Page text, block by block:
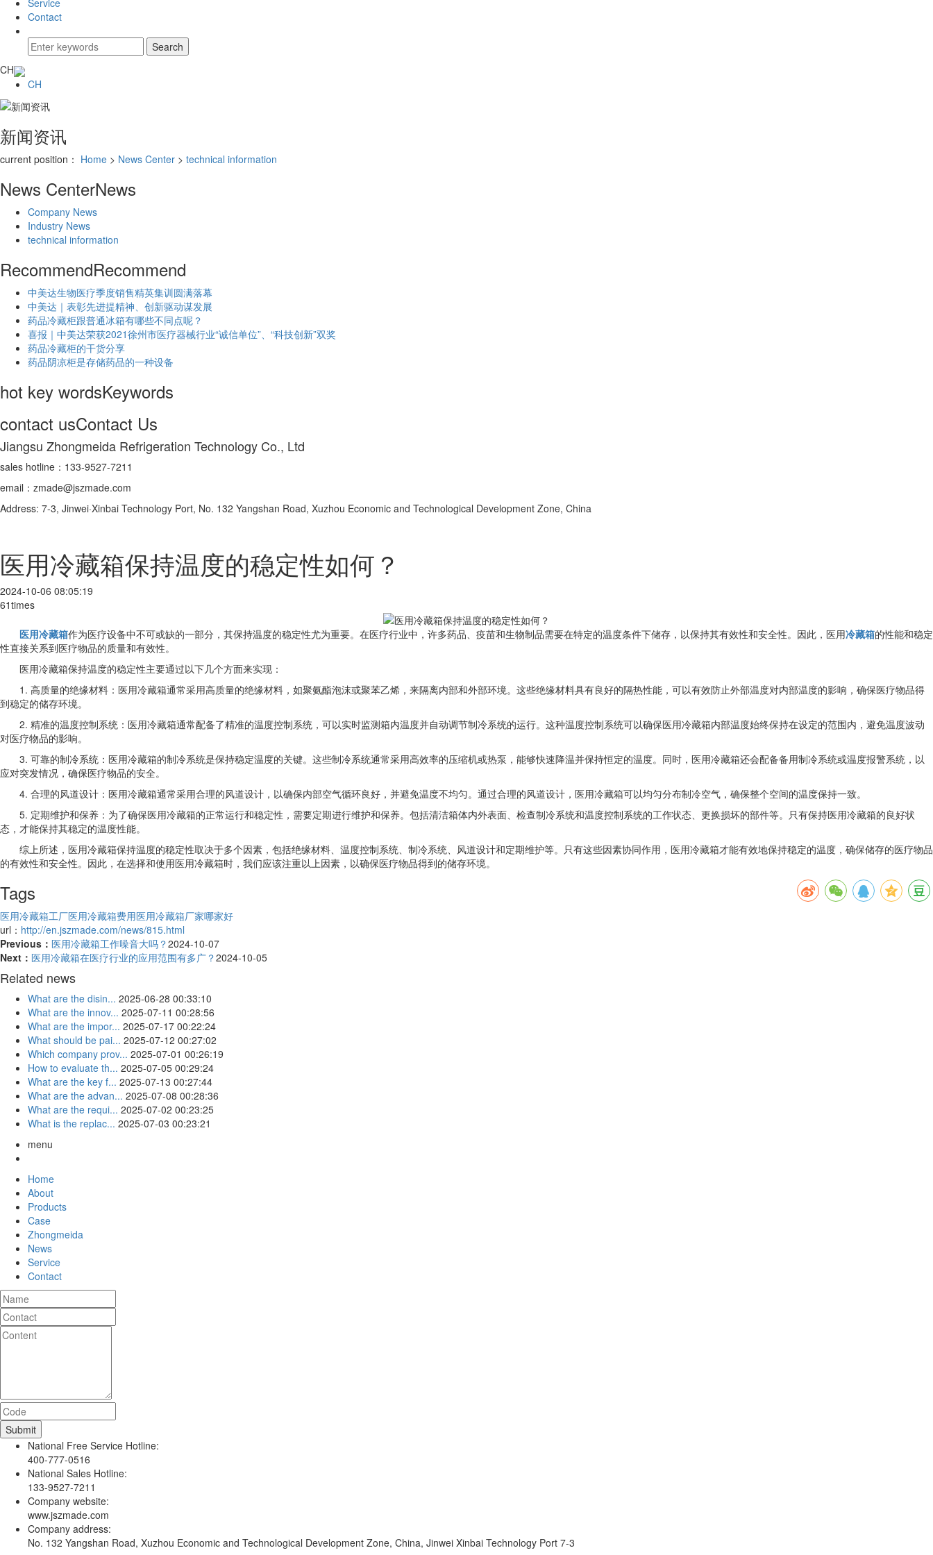
Service
Contact
CH
CH
新闻资讯
current position： Home > News Center > technical information
News CenterNews
Company News
Industry News
technical information
RecommendRecommend
中美达生物医疗季度销售精英集训圆满落幕
中美达｜表彰先进提精神、创新驱动谋发展
药品冷藏柜跟普通冰箱有哪些不同点呢？
喜报｜中美达荣获2021徐州市医疗器械行业“诚信单位”、“科技创新”双奖
药品冷藏柜的干货分享
药品阴凉柜是存储药品的一种设备
hot key wordsKeywords
contact usContact Us
Jiangsu Zhongmeida Refrigeration Technology Co., Ltd
sales hotline：133-9527-7211
email：zmade@jszmade.com
Address: 7-3, Jinwei·Xinbai Technology Port, No. 132 Yangshan Road, Xuzhou Economic and Technological Development Zone, China
医用冷藏箱保持温度的稳定性如何？
2024-10-06 08:05:19
61times
医用冷藏箱作为医疗设备中不可或缺的一部分，其保持温度的稳定性尤为重要。在医疗行业中，许多药品、疫苗和生物制品需要在特定的温度条件下储存，以保持其有效性和安全性。因此，医用冷藏箱的性能和稳定
性直接关系到医疗物品的质量和有效性。
医用冷藏箱保持温度的稳定性主要通过以下几个方面来实现：
1. 高质量的绝缘材料：医用冷藏箱通常采用高质量的绝缘材料，如聚氨酯泡沫或聚苯乙烯，来隔离内部和外部环境。这些绝缘材料具有良好的隔热性能，可以有效防止外部温度对内部温度的影响，确保医疗物品得
到稳定的储存环境。
2. 精准的温度控制系统：医用冷藏箱通常配备了精准的温度控制系统，可以实时监测箱内温度并自动调节制冷系统的运行。这种温度控制系统可以确保医用冷藏箱内部温度始终保持在设定的范围内，避免温度波动
对医疗物品的影响。
3. 可靠的制冷系统：医用冷藏箱的制冷系统是保持稳定温度的关键。这些制冷系统通常采用高效率的压缩机或热泵，能够快速降温并保持恒定的温度。同时，医用冷藏箱还会配备备用制冷系统或温度报警系统，以
应对突发情况，确保医疗物品的安全。
4. 合理的风道设计：医用冷藏箱通常采用合理的风道设计，以确保内部空气循环良好，并避免温度不均匀。通过合理的风道设计，医用冷藏箱可以均匀分布制冷空气，确保整个空间的温度保持一致。
5. 定期维护和保养：为了确保医用冷藏箱的正常运行和稳定性，需要定期进行维护和保养。包括清洁箱体内外表面、检查制冷系统和温度控制系统的工作状态、更换损坏的部件等。只有保持医用冷藏箱的良好状
态，才能保持其稳定的温度性能。
综上所述，医用冷藏箱保持温度的稳定性取决于多个因素，包括绝缘材料、温度控制系统、制冷系统、风道设计和定期维护等。只有这些因素协同作用，医用冷藏箱才能有效地保持稳定的温度，确保储存的医疗物品
的有效性和安全性。因此，在选择和使用医用冷藏箱时，我们应该注重以上因素，以确保医疗物品得到的储存环境。
Tags
医用冷藏箱工厂医用冷藏箱费用医用冷藏箱厂家哪家好
url： http://en.jszmade.com/news/815.html
Previous： 医用冷藏箱工作噪音大吗？2024-10-07
Next： 医用冷藏箱在医疗行业的应用范围有多广？2024-10-05
Related news
What are the disin... 2025-06-28 00:33:10
What are the innov... 2025-07-11 00:28:56
What are the impor... 2025-07-17 00:22:24
What should be pai... 2025-07-12 00:27:02
Which company prov... 2025-07-01 00:26:19
How to evaluate th... 2025-07-05 00:29:24
What are the key f... 2025-07-13 00:27:44
What are the advan... 2025-07-08 00:28:36
What are the requi... 2025-07-02 00:23:25
What is the replac... 2025-07-03 00:23:21
menu
Home
About
Products
Case
Zhongmeida
News
Service
Contact
National Free Service Hotline:
400-777-0516
National Sales Hotline:
133-9527-7211
Company website:
www.jszmade.com
Company address:
No. 132 Yangshan Road, Xuzhou Economic and Technological Development Zone, China, Jinwei Xinbai Technology Port 7-3